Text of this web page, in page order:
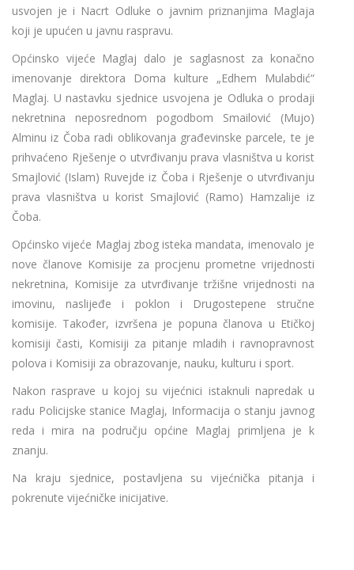
usvojen je i Nacrt Odluke o javnim priznanjima Maglaja
koji je upućen u javnu raspravu.
Općinsko vijeće Maglaj dalo je saglasnost za konačno
imenovanje direktora Doma kulture „Edhem Mulabdić“
Maglaj. U nastavku sjednice usvojena je Odluka o prodaji
nekretnina neposrednom pogodbom Smailović (Mujo)
Alminu iz Čoba radi oblikovanja građevinske parcele, te je
prihvaćeno Rješenje o utvrđivanju prava vlasništva u korist
Smajlović (Islam) Ruvejde iz Čoba i Rješenje o utvrđivanju
prava vlasništva u korist Smajlović (Ramo) Hamzalije iz
Čoba.
Općinsko vijeće Maglaj zbog isteka mandata, imenovalo je
nove članove Komisije za procjenu prometne vrijednosti
nekretnina, Komisije za utvrđivanje tržišne vrijednosti na
imovinu, naslijeđe i poklon i Drugostepene stručne
komisije. Također, izvršena je popuna članova u Etičkoj
komisiji časti, Komisiji za pitanje mladih i ravnopravnost
polova i Komisiji za obrazovanje, nauku, kulturu i sport.
Nakon rasprave u kojoj su vijećnici istaknuli napredak u
radu Policijske stanice Maglaj, Informacija o stanju javnog
reda i mira na području općine Maglaj primljena je k
znanju.
Na kraju sjednice, postavljena su vijećnička pitanja i
pokrenute vijećničke inicijative.